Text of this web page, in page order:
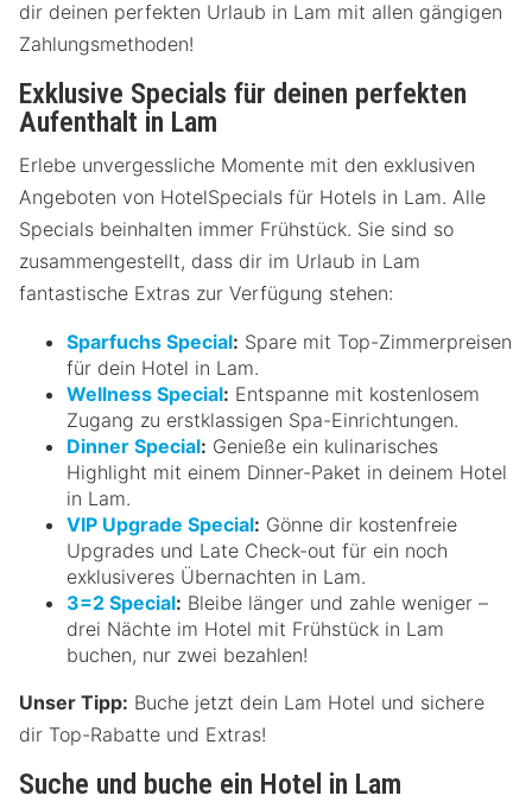
dir deinen perfekten Urlaub in Lam mit allen gängigen
Zahlungsmethoden!
Exklusive Specials für deinen perfekten
Aufenthalt in Lam
Erlebe unvergessliche Momente mit den exklusiven
Angeboten von HotelSpecials für Hotels in Lam. Alle
Specials beinhalten immer Frühstück. Sie sind so
zusammengestellt, dass dir im Urlaub in Lam
fantastische Extras zur Verfügung stehen:
Sparfuchs Special: Spare mit Top-Zimmerpreisen
für dein Hotel in Lam.
Wellness Special: Entspanne mit kostenlosem
Zugang zu erstklassigen Spa-Einrichtungen.
Dinner Special: Genieße ein kulinarisches
Highlight mit einem Dinner-Paket in deinem Hotel
in Lam.
VIP Upgrade Special: Gönne dir kostenfreie
Upgrades und Late Check-out für ein noch
exklusiveres Übernachten in Lam.
3=2 Special: Bleibe länger und zahle weniger –
drei Nächte im Hotel mit Frühstück in Lam
buchen, nur zwei bezahlen!
Unser Tipp: Buche jetzt dein Lam Hotel und sichere
dir Top-Rabatte und Extras!
Suche und buche ein Hotel in Lam